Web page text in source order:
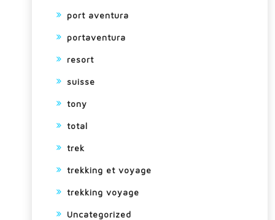
port aventura
portaventura
resort
suisse
tony
total
trek
trekking et voyage
trekking voyage
Uncategorized